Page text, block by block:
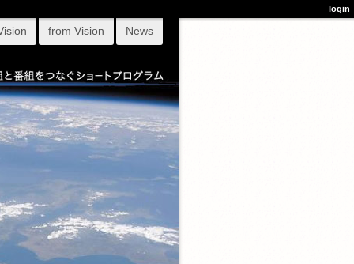
from Vision News
login